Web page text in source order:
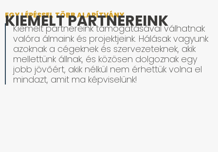
EGY LÉPÉSSEL TÖBB ALAPÍTVÁNY
KIEMELT PARTNEREINK
Kiemelt partnereink támogatásával válhatnak
valóra álmaink és projektjeink. Hálásak vagyunk
azoknak a cégeknek és szervezeteknek, akik
mellettünk állnak, és közösen dolgoznak egy
jobb jövőért, akik nélkül nem érhettük volna el
mindazt, amit ma képviselünk!